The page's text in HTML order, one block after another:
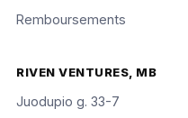
Remboursements
RIVEN VENTURES, MB
Juodupio g. 33-7